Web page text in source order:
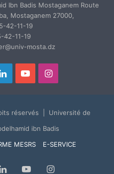
Ibn Badis Mostaganem Route
Mostaganem 27000,
42-11-19
42-11-19
mosta.dz
LinkedinYouTubeInstagram
réservés | Université de
ibn Badis
MESRS E-SERVICE
LinkedinYouTubeInstagram